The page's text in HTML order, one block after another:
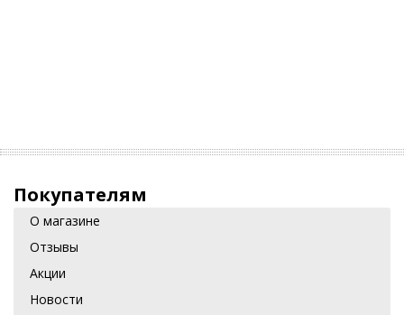
Покупателям
О магазине
Отзывы
Акции
Новости